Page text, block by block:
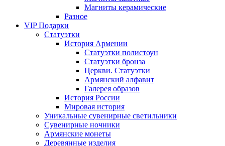
Магниты керамические
Разное
VIP Подарки
Статуэтки
История Армении
Статуэтки полистоун
Статуэтки бронза
Церкви. Статуэтки
Армянский алфавит
Галерея образов
История России
Мировая история
Уникальные сувенирные светильники
Сувенирные ночники
Армянские монеты
Деревянные изделия